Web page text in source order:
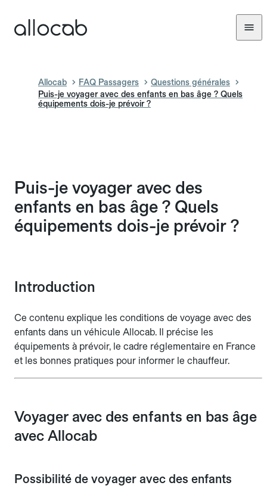
Allocab FAQ Passagers
Questions générales
Puis-je voyager avec des enfants en bas âge ? Quels
équipements dois-je prévoir ?
Puis-je voyager avec des
enfants en bas âge ? Quels
équipements dois-je prévoir ?
Introduction
Ce contenu explique les conditions de voyage avec des
enfants dans un véhicule Allocab. Il précise les
équipements à prévoir, le cadre réglementaire en France
et les bonnes pratiques pour informer le chauffeur.
Voyager avec des enfants en bas âge
avec Allocab
Possibilité de voyager avec des enfants